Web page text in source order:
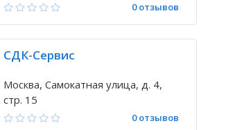
0 отзывов
СДК-Сервис
Москва, Самокатная улица, д. 4,
стр. 15
0 отзывов